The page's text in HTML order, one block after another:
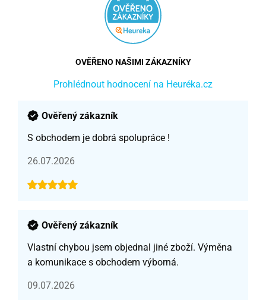
OVĚŘENO NAŠIMI ZÁKAZNÍKY
Prohlédnout hodnocení na Heuréka.cz
Ověřený zákazník
S obchodem je dobrá spolupráce !
26.07.2026
Ověřený zákazník
Vlastní chybou jsem objednal jiné zboží. Výměna
a komunikace s obchodem výborná.
09.07.2026